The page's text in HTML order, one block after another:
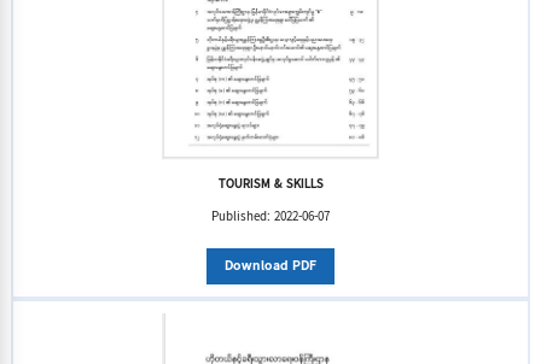
TOURISM & SKILLS
Published: 2022-06-07
Download PDF